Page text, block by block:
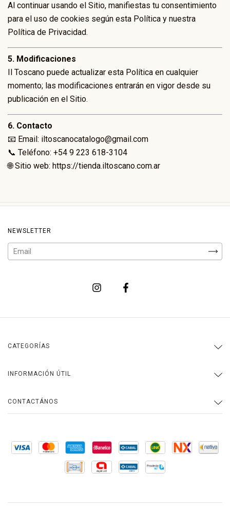
Al continuar usando el Sitio, manifiestas tu consentimiento
para el uso de cookies según esta Política y nuestra
Política de Privacidad.
5. Modificaciones
Il Toscano puede actualizar esta Política en cualquier
momento; las modificaciones entrarán en vigor desde su
publicación en el Sitio.
6. Contacto
📧 Email: iltoscanocatalogo@gmail.com
📞 Teléfono: +54 9 223 618-3104
🌐 Sitio web: https://tienda.iltoscano.com.ar
NEWSLETTER
CATEGORÍAS
INFORMACIÓN ÚTIL
CONTACTÁNOS